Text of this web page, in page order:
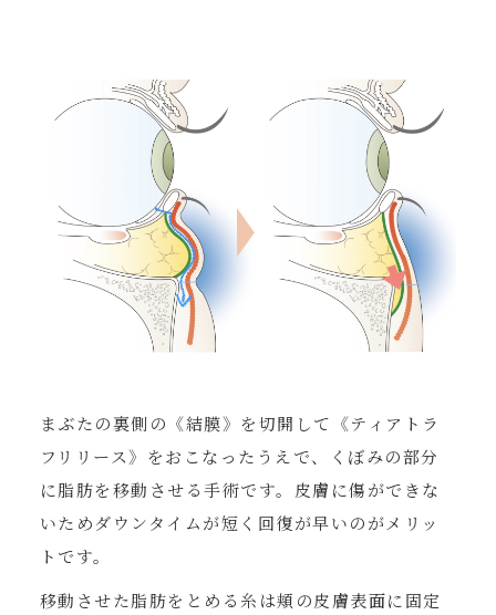
まぶたの裏側の《結膜》を切開して《ティアトラ
フリリース》をおこなったうえで、くぼみの部分
に脂肪を移動させる手術です。皮膚に傷ができな
いためダウンタイムが短く回復が早いのがメリッ
トです。
移動させた脂肪をとめる糸は頬の皮膚表面に固定